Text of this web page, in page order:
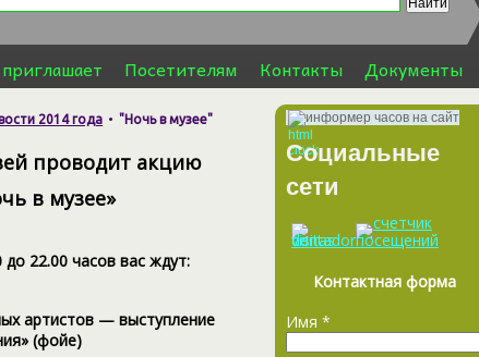
Посетителям Контакты Документы
информер часов на сайт
Социальные
сети
Контактная форма
Имя *
2014 года • "Ночь в музее"
проводит акцию
в музее»
до 22.00 часов вас ждут:
артистов — выступление
(фойе)